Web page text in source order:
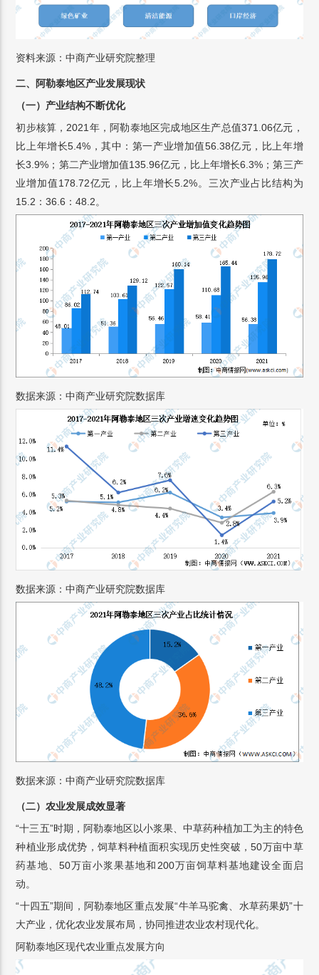
资料来源：中商产业研究院整理
二、阿勒泰地区产业发展现状
（一）产业结构不断优化
初步核算，2021年，阿勒泰地区完成地区生产总值371.06亿元，
比上年增长5.4%，其中：第一产业增加值56.38亿元，比上年增
长3.9%；第二产业增加值135.96亿元，比上年增长6.3%；第三产
业增加值178.72亿元，比上年增长5.2%。三次产业占比结构为
15.2：36.6：48.2。
数据来源：中商产业研究院数据库
数据来源：中商产业研究院数据库
数据来源：中商产业研究院数据库
（二）农业发展成效显著
“十三五”时期，阿勒泰地区以小浆果、中草药种植加工为主的特色
种植业形成优势，饲草料种植面积实现历史性突破，50万亩中草
药基地、50万亩小浆果基地和200万亩饲草料基地建设全面启
动。
“十四五”期间，阿勒泰地区重点发展“牛羊马驼禽、水草药果奶”十
大产业，优化农业发展布局，协同推进农业农村现代化。
阿勒泰地区现代农业重点发展方向